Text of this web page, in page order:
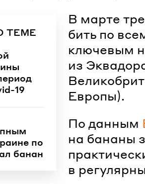
ТЕМЕ
19
по
банан
В марте
бить по
ключевым
из
Европы).
По данным
на бананы
в